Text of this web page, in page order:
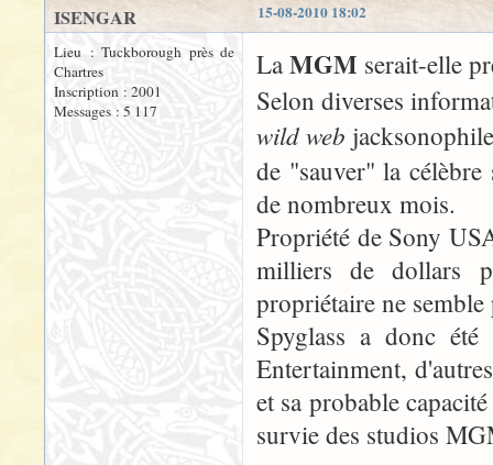
15-08-2010 18:02
ISENGAR
Lieu : Tuckborough près de
Chartres
Inscription : 2001
Messages : 5 117
La MGM serait-elle
Selon diverses
wild web
de "sauver" la
de nombreux mois.
Propriété de Sony
milliers de dollars
propriétaire ne
Spyglass a donc
Entertainment,
et sa probable
survie des studios